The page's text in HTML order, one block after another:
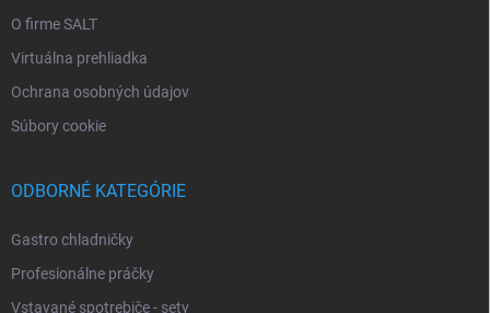
O firme SALT
Virtuálna prehliadka
Ochrana osobných údajov
Súbory cookie
ODBORNÉ KATEGÓRIE
Gastro chladničky
Profesionálne práčky
Vstavané spotrebiče - sety